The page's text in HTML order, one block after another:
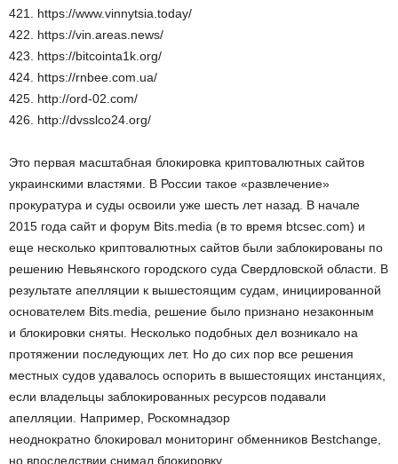
421. https://www.vinnytsia.today/
422. https://vin.areas.news/
423. https://bitcointa1k.org/
424. https://rnbee.com.ua/
425. http://ord-02.com/
426. http://dvsslco24.org/
Это первая масштабная блокировка криптовалютных сайтов
украинскими властями. В России такое «развлечение»
прокуратура и суды освоили уже шесть лет назад. В начале
2015 года сайт и форум Bits.media (в то время btcsec.com) и
еще несколько криптовалютных сайтов были заблокированы по
решению Невьянского городского суда Свердловской области. В
результате апелляции к вышестоящим судам, инициированной
основателем Bits.media, решение было признано незаконным
и блокировки сняты. Несколько подобных дел возникало на
протяжении последующих лет. Но до сих пор все решения
местных судов удавалось оспорить в вышестоящих инстанциях,
если владельцы заблокированных ресурсов подавали
апелляции. Например, Роскомнадзор
неоднократно блокировал мониторинг обменников Bestchange,
но впоследствии снимал блокировку.